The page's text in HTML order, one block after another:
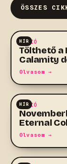
ÖSSZES
HÍR
AKCIÓ
Tölthető a
Calamity
Olvasom →
HÍR
AKCIÓ
Eternal
Olvasom →